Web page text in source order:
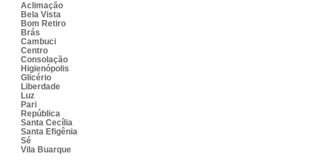
Aclimação
Bela Vista
Bom Retiro
Brás
Cambuci
Centro
Consolação
Higienópolis
Glicério
Liberdade
Luz
Pari
República
Santa Cecília
Santa Efigênia
Sé
Vila Buarque